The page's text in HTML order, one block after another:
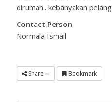
dirumah.. kebanyakan
Contact Person
Normala Ismail
Share Bookmark